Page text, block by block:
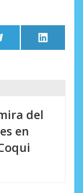
Compartir
en
Telegram
en
LinkedIn
del
en